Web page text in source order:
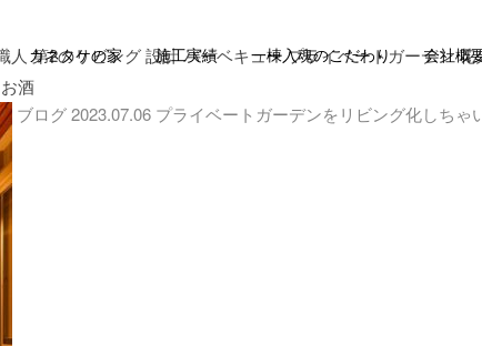
カネタケの家 施工実績 一棟入魂のこだわり 会社概
第2のリビング 設計 バーベキュー プライベートガーデン
酒
ブログ2023.07.06 プライベートガーデンをリビング化しち